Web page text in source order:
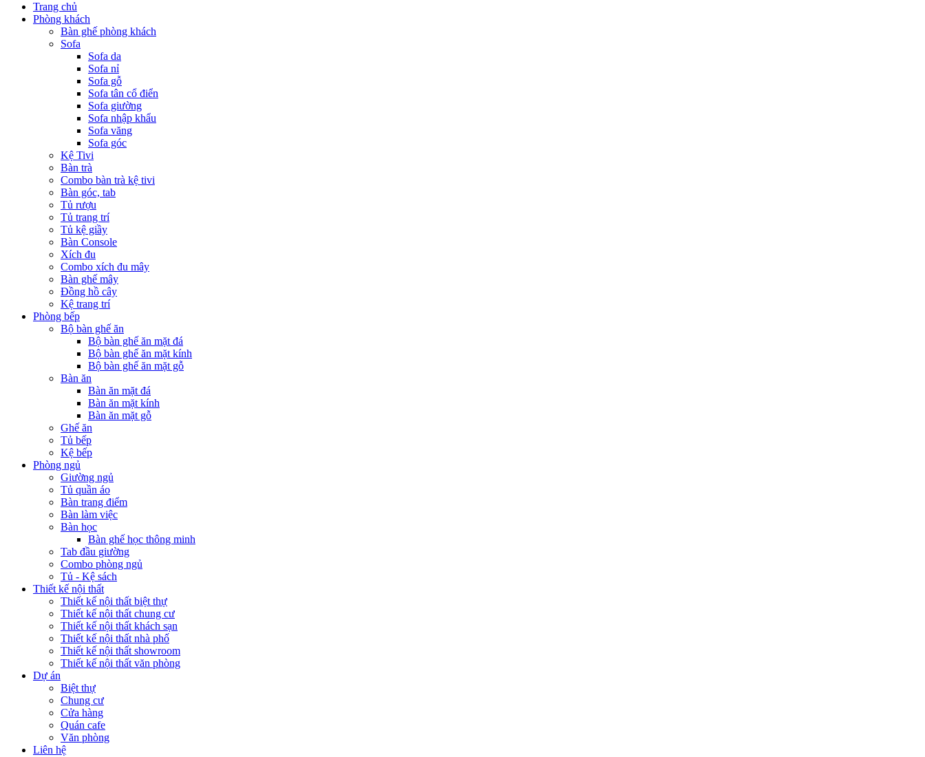
Trang chủ
Phòng khách
Bàn ghế phòng khách
Sofa
Sofa da
Sofa nỉ
Sofa gỗ
Sofa tân cổ điển
Sofa giường
Sofa nhập khẩu
Sofa văng
Sofa góc
Kệ Tivi
Bàn trà
Combo bàn trà kệ tivi
Bàn góc, tab
Tủ rượu
Tủ trang trí
Tủ kệ giầy
Bàn Console
Xích đu
Combo xích đu mây
Bàn ghế mây
Đồng hồ cây
Kệ trang trí
Phòng bếp
Bộ bàn ghế ăn
Bộ bàn ghế ăn mặt đá
Bộ bàn ghế ăn mặt kính
Bộ bàn ghế ăn mặt gỗ
Bàn ăn
Bàn ăn mặt đá
Bàn ăn mặt kính
Bàn ăn mặt gỗ
Ghế ăn
Tủ bếp
Kệ bếp
Phòng ngủ
Giường ngủ
Tủ quần áo
Bàn trang điểm
Bàn làm việc
Bàn học
Bàn ghế học thông minh
Tab đầu giường
Combo phòng ngủ
Tủ - Kệ sách
Thiết kế nội thất
Thiết kế nội thất biệt thự
Thiết kế nội thất chung cư
Thiết kế nội thất khách sạn
Thiết kế nội thất nhà phố
Thiết kế nội thất showroom
Thiết kế nội thất văn phòng
Dự án
Biệt thự
Chung cư
Cửa hàng
Quán cafe
Văn phòng
Liên hệ